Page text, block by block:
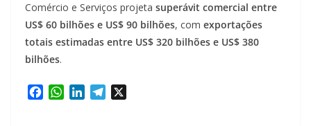
Comércio e Serviços projeta superávit comercial entre
US$ 60 bilhões e US$ 90 bilhões, com exportações
totais estimadas entre US$ 320 bilhões e US$ 380
bilhões.
W